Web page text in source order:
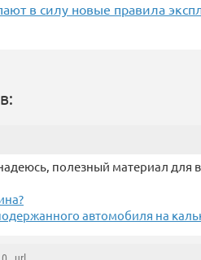
в силу новые правила
полезный материал для
автомобиля на